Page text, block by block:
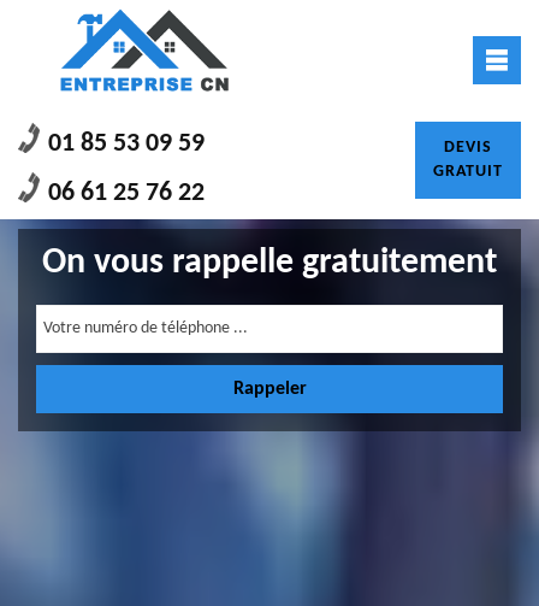
01 85 53 09 59
06 61 25 76 22
DEVIS
GRATUIT
On vous rappelle gratuitement